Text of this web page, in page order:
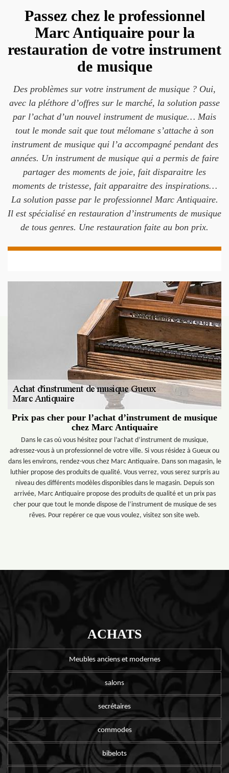
Passez chez le professionnel
Marc Antiquaire pour la
restauration de votre instrument
de musique
Des problèmes sur votre instrument de musique ? Oui,
avec la pléthore d’offres sur le marché, la solution passe
par l’achat d’un nouvel instrument de musique… Mais
tout le monde sait que tout mélomane s’attache à son
instrument de musique qui l’a accompagné pendant des
années. Un instrument de musique qui a permis de faire
partager des moments de joie, fait disparaitre les
moments de tristesse, fait apparaitre des inspirations…
La solution passe par le professionnel Marc Antiquaire.
Il est spécialisé en restauration d’instruments de musique
de tous genres. Une restauration faite au bon prix.
Prix pas cher pour l’achat d’instrument de musique
chez Marc Antiquaire
Dans le cas où vous hésitez pour l’achat d’instrument de musique,
adressez-vous à un professionnel de votre ville. Si vous résidez à Gueux ou
dans les environs, rendez-vous chez Marc Antiquaire. Dans son magasin, le
luthier propose des produits de qualité. Vous verrez, vous serez surpris au
niveau des différents modèles disponibles dans le magasin. Depuis son
arrivée, Marc Antiquaire propose des produits de qualité et un prix pas
cher pour que tout le monde dispose de l’instrument de musique de ses
rêves. Pour repérer ce que vous voulez, visitez son site web.
ACHATS
Meubles anciens et modernes
salons
secrétaires
commodes
bibelots